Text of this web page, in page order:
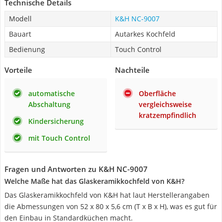
Technische Details
Modell
K&H ‎NC-9007
Bauart
Autarkes Kochfeld
Bedienung
Touch Control
Vorteile
automatische
Abschaltung
Kindersicherung
mit Touch Control
Nachteile
Oberfläche
vergleichsweise
kratzempfindlich
Fragen und Antworten zu K&H ‎NC-9007
Welche Maße hat das Glaskeramikkochfeld von K&H?
Das Glaskeramikkochfeld von K&H hat laut Herstellerangaben
die Abmessungen von 52 x 80 x 5,6 cm (T x B x H), was es gut für
den Einbau in Standardküchen macht.